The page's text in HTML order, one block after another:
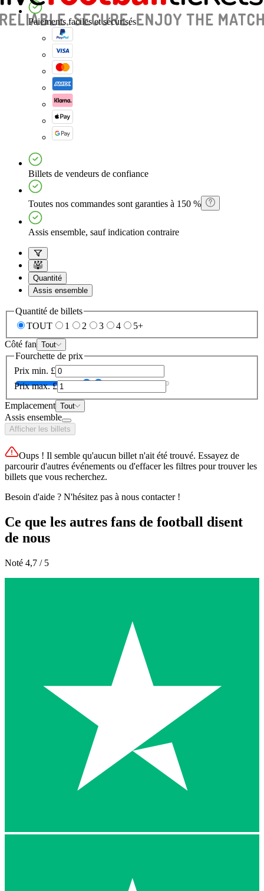
Paiements faciles et sécurisés
Billets de vendeurs de confiance
Toutes nos commandes sont garanties à 150 %
Assis ensemble, sauf indication contraire
Quantité
Assis ensemble
Quantité de billets
TOUT
1 2 3 4
5+
Côté fan Tout
Fourchette de prix
Prix min. £
Prix max. £
Emplacement Tout
Assis ensemble
Afficher les billets
Oups ! Il semble qu'aucun billet n'ait été trouvé. Essayez de
parcourir d'autres événements ou d'effacer les filtres pour trouver les
billets que vous recherchez.
Besoin d'aide ? N'hésitez pas à nous contacter !
Ce que les autres fans de football disent
de nous
Noté 4,7 / 5